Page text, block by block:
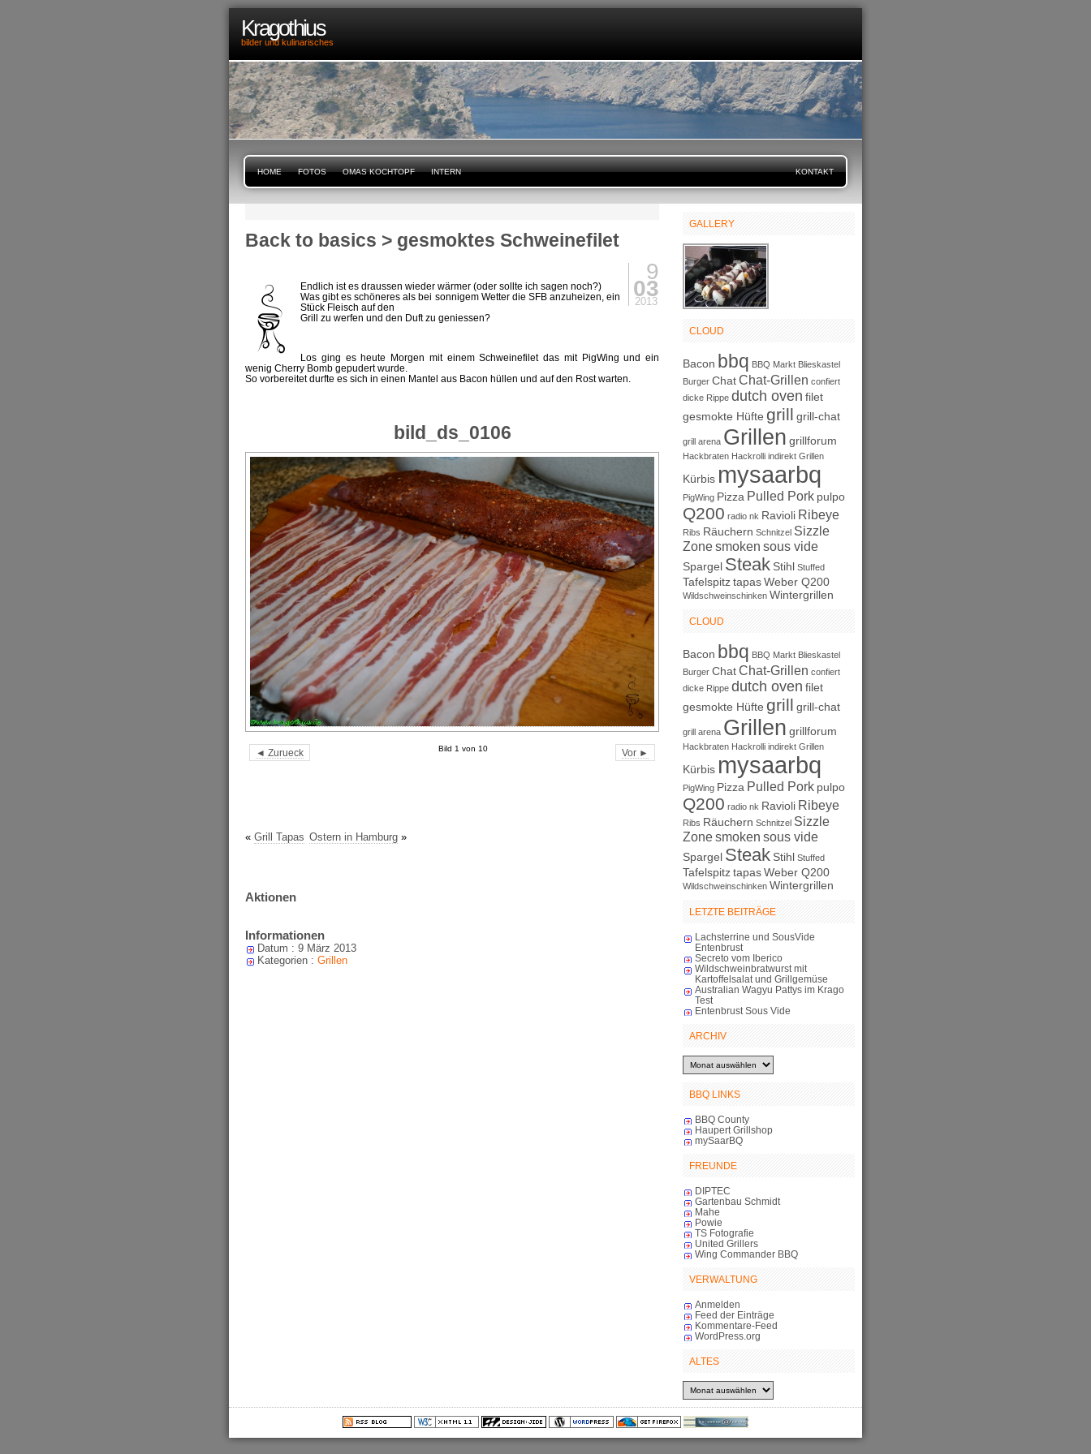
Kragothius
bilder und kulinarisches
HOME FOTOS OMAS KOCHTOPF INTERN KONTAKT
Back to basics > gesmoktes Schweinefilet
9
03
2013
Endlich ist es draussen wieder wärmer (oder sollte ich sagen noch?)
Was gibt es schöneres als bei sonnigem Wetter die SFB anzuheizen, ein
Stück Fleisch auf den
Grill zu werfen und den Duft zu geniessen?
Los ging es heute Morgen mit einem Schweinefilet das mit PigWing und ein
wenig Cherry Bomb gepudert wurde.
So vorbereitet durfte es sich in einen Mantel aus Bacon hüllen und auf den Rost warten.
bild_ds_0106
◄ Zurueck Vor ►
Bild 1 von 10
« Grill Tapas Ostern in Hamburg »
Aktionen
Informationen
Datum : 9 März 2013
Kategorien : Grillen
GALLERY
CLOUD
Bacon bbq BBQ Markt Blieskastel
Burger ChatChat-Grillen confiert
dicke Rippe dutch oven filet
gesmokte Hüfte grill grill-chat
grill arena Grillen grillforum
Hackbraten Hackrolli indirekt Grillen
Kürbis mysaarbq
PigWing Pizza Pulled Pork pulpo
Q200 radio nk Ravioli Ribeye
Ribs Räuchern Schnitzel Sizzle
Zonesmoken sous vide
Spargel Steak Stihl Stuffed
TafelspitztapasWeber Q200
Wildschweinschinken Wintergrillen
CLOUD
Bacon bbq BBQ Markt Blieskastel
Burger ChatChat-Grillen confiert
dicke Rippe dutch oven filet
gesmokte Hüfte grill grill-chat
grill arena Grillen grillforum
Hackbraten Hackrolli indirekt Grillen
Kürbis mysaarbq
PigWing Pizza Pulled Pork pulpo
Q200 radio nk Ravioli Ribeye
Ribs Räuchern Schnitzel Sizzle
Zonesmoken sous vide
Spargel Steak Stihl Stuffed
TafelspitztapasWeber Q200
Wildschweinschinken Wintergrillen
LETZTE BEITRÄGE
Lachsterrine und SousVide
Entenbrust
Secreto vom Iberico
Wildschweinbratwurst mit
Kartoffelsalat und Grillgemüse
Australian Wagyu Pattys im Krago
Test
Entenbrust Sous Vide
ARCHIV
Archiv
BBQ LINKS
BBQ County
Haupert Grillshop
mySaarBQ
FREUNDE
DIPTEC
Gartenbau Schmidt
Mahe
Powie
TS Fotografie
United Grillers
Wing Commander BBQ
VERWALTUNG
Anmelden
Feed der Einträge
Kommentare-Feed
WordPress.org
ALTES
Altes